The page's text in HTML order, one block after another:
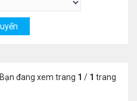
Bạn đang xem trang 1 / 1 trang